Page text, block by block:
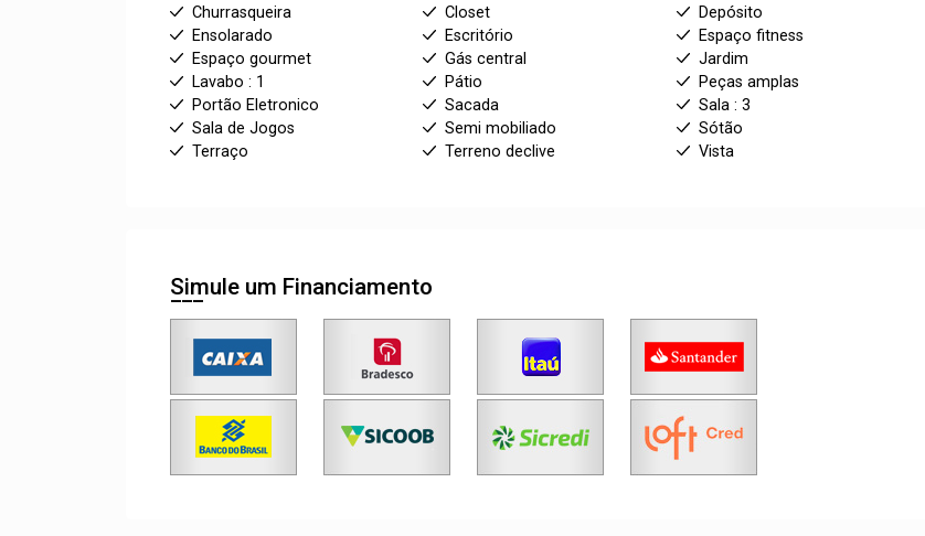
Churrasqueira
Closet
Depósito
Ensolarado
Escritório
Espaço fitness
Espaço gourmet
Gás central
Jardim
Lavabo : 1
Pátio
Peças amplas
Portão Eletronico
Sacada
Sala : 3
Sala de Jogos
Semi mobiliado
Sótão
Terraço
Terreno declive Vista
Simule um Financiamento